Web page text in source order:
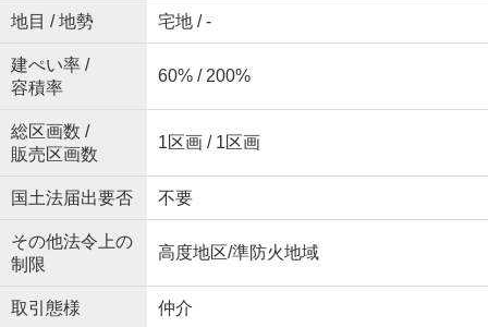
地目 / 地勢 宅地 / -
建ぺい率 /
容積率
60% / 200%
総区画数 /
販売区画数
1区画 / 1区画
国土法届出要否 不要
その他法令上の
制限
高度地区/準防火地域
取引態様 仲介